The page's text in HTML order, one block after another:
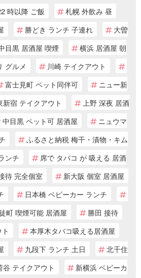
時以降 ご飯
札幌 外飲み 昼
勝どき ランチ 子連れ
大曽
目黒 居酒屋 喫煙
横浜 居酒屋 朝
グルメ
川崎 テイクアウト
富士見町 ペット同伴可
ニュー新
新宿 テイクアウト
上野 深夜 居酒
中目黒 ペット可 居酒屋
ニュウマ
ふるさと納税 梅干・漬物・キム
ンチ
席で タバコ が 吸える 居酒
待 完全個室
新大阪 個室 居酒屋
日本橋 ベビーカー ランチ
町 喫煙可能 居酒屋
勝田 接待
本厚木タバコ吸える居酒屋
九段下 ランチ 土日
北千住
谷 テイクアウト 新横浜 ベビーカ